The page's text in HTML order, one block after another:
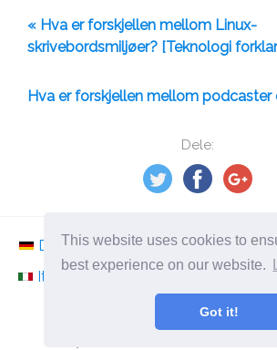
This website uses cookies to
best experience on our website.
Got it!
Dele:
« Hva er forskjellen mellom Linux-
skrivebordsmiljøer? [Teknologi
Hva er forskjellen mellom
Deutsch Nederlands
Italiano
Español